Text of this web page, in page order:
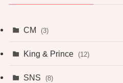
CM (3)
King & Prince (12)
SNS (8)